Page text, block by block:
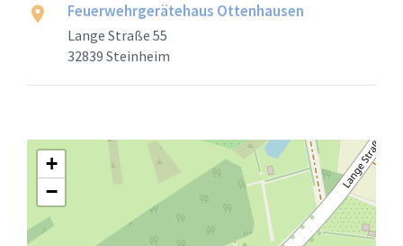
Feuerwehrgerätehaus Ottenhausen
Lange Straße 55
32839 Steinheim
+
−